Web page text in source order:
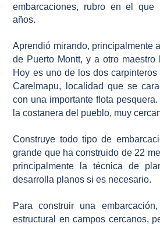
embarcaciones, rubro en el
años.
Aprendió mirando, principalmente
de Puerto Montt, y a otro maestro
Hoy es uno de los dos
Carelmapu, localidad que se
con una importante flota
la costanera del pueblo, muy
Construye todo tipo de
grande que ha construido de 22
principalmente la técnica de
desarrolla planos si es necesario.
Para construir una
estructural en campos cercanos,